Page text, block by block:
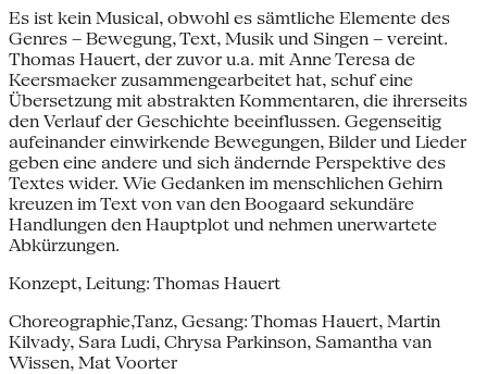
Es ist kein Musical, obwohl es sämtliche Elemente des
Genres – Bewegung, Text, Musik und Singen – vereint.
Thomas Hauert, der zuvor u.a. mit Anne Teresa de
Keersmaeker zusammengearbeitet hat, schuf eine
Übersetzung mit abstrakten Kommentaren, die ihrerseits
den Verlauf der Geschichte beeinflussen. Gegenseitig
aufeinander einwirkende Bewegungen, Bilder und Lieder
geben eine andere und sich ändernde Perspektive des
Textes wider. Wie Gedanken im menschlichen Gehirn
kreuzen im Text von van den Boogaard sekundäre
Handlungen den Hauptplot und nehmen unerwartete
Abkürzungen.
Konzept, Leitung: Thomas Hauert
Choreographie,Tanz, Gesang: Thomas Hauert, Martin
Kilvady, Sara Ludi, Chrysa Parkinson, Samantha van
Wissen, Mat Voorter